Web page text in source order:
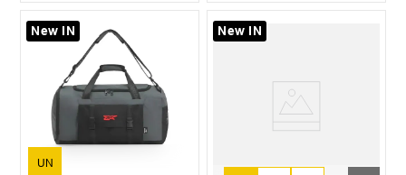
New IN
UN
New IN